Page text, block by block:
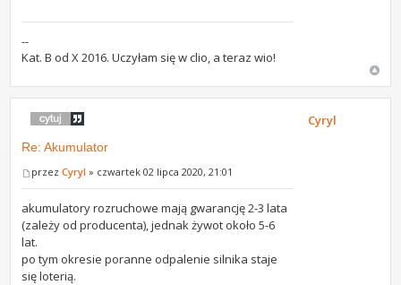
--
Kat. B od X 2016. Uczyłam się w clio, a teraz wio!
Re: Akumulator
przezCyryl » czwartek 02 lipca 2020, 21:01
akumulatory rozruchowe mają gwarancję 2-3 lata
(zależy od producenta), jednak żywot około 5-6
lat.
po tym okresie poranne odpalenie silnika staje
się loterią.
Cyryl